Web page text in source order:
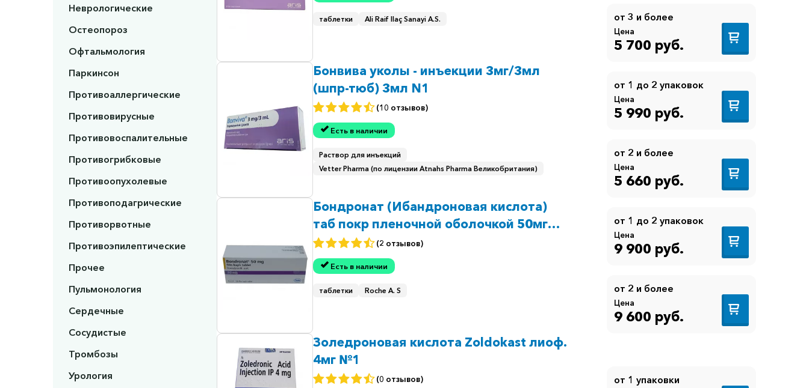
Неврологические
Остеопороз
Офтальмология
Паркинсон
Противоаллергические
Противовирусные
Противовоспалительные
Противогрибковые
Противоопухолевые
Противоподагрические
Противорвотные
Противоэпилептические
Прочее
Пульмонология
Сердечные
Сосудистые
Тромбозы
Урология
таблетки Ali Raif Ilaç Sanayi A.S. от 3 и более
Цена
5 700 руб.
Бонвива уколы - инъекции 3мг/3мл
(шпр-тюб) 3мл N1
(10 отзывов)
Есть в наличии
Раствор для инъекций
Vetter Pharma (по лицензии Atnahs Pharma Великобритания)
от 1 до 2 упаковок
Цена
5 990 руб.
от 2 и более
Цена
5 660 руб.
Бондронат (Ибандроновая кислота)
таб покр пленочной оболочкой 50мг
28шт
(2 отзывов)
Есть в наличии
таблетки Roche A. S
от 1 до 2 упаковок
Цена
9 900 руб.
от 2 и более
Цена
9 600 руб.
Золедроновая кислота Zoldokast лиоф.
4мг №1
(0 отзывов) от 1 упаковки